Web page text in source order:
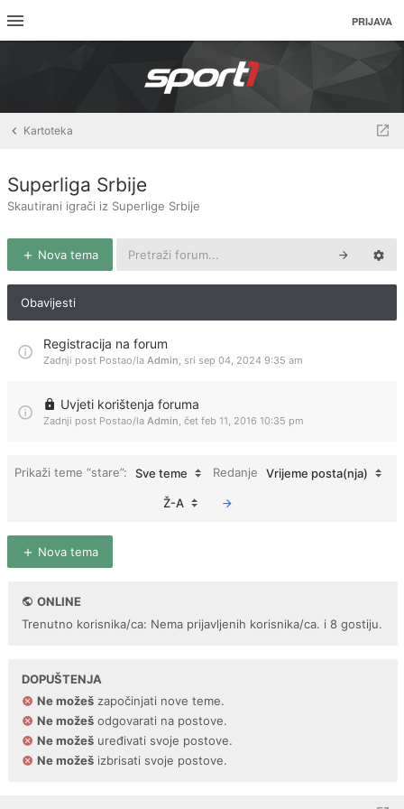
PRIJAVA
Kartoteka
Superliga Srbije
Skautirani igrači iz Superlige Srbije
Nova tema
Obavijesti
Registracija na forum
Zadnji post Postao/la Admin, sri sep 04, 2024 9:35 am
Uvjeti korištenja foruma
Zadnji post Postao/la Admin, čet feb 11, 2016 10:35 pm
Prikaži teme “stare”: Sve teme Redanje Vrijeme posta(nja)
Ž-A
Nova tema
ONLINE
Trenutno korisnika/ca: Nema prijavljenih korisnika/ca. i 8 gostiju.
DOPUŠTENJA
Ne možeš započinjati nove teme.
Ne možeš odgovarati na postove.
Ne možeš uređivati svoje postove.
Ne možeš izbrisati svoje postove.